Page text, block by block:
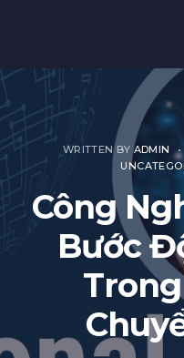
WRITTEN BYADMIN •
Công
Bước